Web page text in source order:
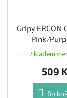
Gripy ERGON
Pink/
Skladem v
509
Do